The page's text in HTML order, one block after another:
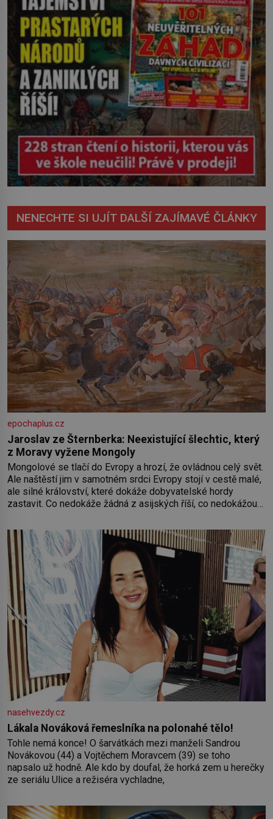
NENECHTE SI UJÍT DALŠÍ ZAJÍMAVÉ ČLÁNKY
epochaplus.cz
Jaroslav ze Šternberka: Neexistující šlechtic, který
z Moravy vyžene Mongoly
Mongolové se tlačí do Evropy a hrozí, že ovládnou celý svět.
Ale naštěstí jim v samotném srdci Evropy stojí v cestě malé,
ale silné království, které dokáže dobyvatelské hordy
zastavit. Co nedokáže žádná z asijských říší, co nedokážou
od roku 1223 postupují podél Kaspického a Azovského
moře,
nasehvezdy.cz
Lákala Nováková řemeslníka na polonahé tělo!
Tohle nemá konce! O šarvátkách mezi manželi Sandrou
Novákovou (44) a Vojtěchem Moravcem (39) se toho
napsalo už hodně. Ale kdo by doufal, že horká zem u herečky
ze seriálu Ulice a režiséra vychladne,